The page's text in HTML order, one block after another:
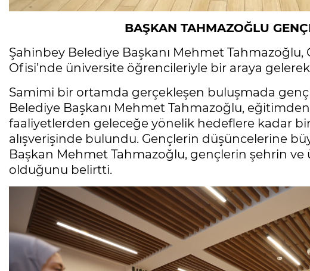
BAŞKAN TAHMAZOĞLU
Şahinbey Belediye Başkanı Mehmet Tahmazoğlu,
Ofisi’nde üniversite öğrencileriyle bir araya
Samimi bir ortamda gerçekleşen buluşmada
Belediye Başkanı Mehmet Tahmazoğlu,
faaliyetlerden geleceğe yönelik hedeflere kadar
alışverişinde bulundu. Gençlerin düşüncelerine
Başkan Mehmet Tahmazoğlu, gençlerin şehrin
olduğunu belirtti.